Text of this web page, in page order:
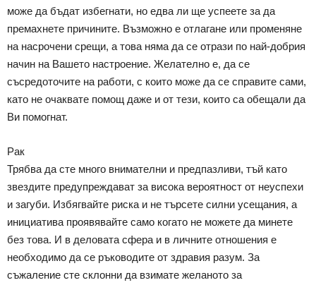
може да бъдат избегнати, но едва ли ще успеете за да
премахнете причините. Възможно е отлагане или променяне
на насрочени срещи, а това няма да се отрази по най-добрия
начин на Вашето настроение. Желателно е, да се
съсредоточите на работи, с които може да се справите сами,
като не очаквате помощ даже и от тези, които са обещали да
Ви помогнат.
Рак
Трябва да сте много внимателни и предпазливи, тъй като
звездите предупреждават за висока вероятност от неуспехи
и загуби. Избягвайте риска и не търсете силни усещания, а
инициатива проявявайте само когато не можете да минете
без това. И в деловата сфера и в личните отношения е
необходимо да се ръководите от здравия разум. За
съжаление сте склонни да взимате желаното за